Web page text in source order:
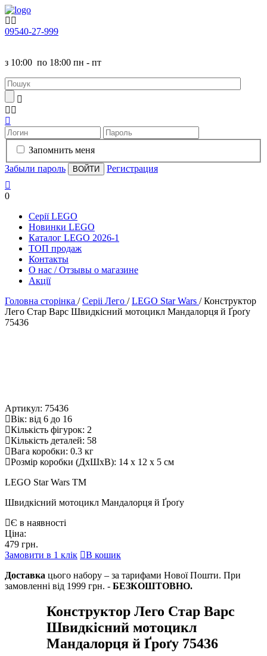
09540-27-999
з 10:00 по 18:00 пн - пт
Запомнить меня
Забыли пароль
Регистрация
0
Серії LEGO
Новинки LEGO
Каталог LEGO 2026-1
TOП продаж
Контакты
О нас / Отзывы о магазине
Акції
Головна сторінка /Серіі Лего /LEGO Star Wars /Конструктор
Лего Стар Варс Швидкісний мотоцикл Мандалорця й Ґроґу
75436
Артикул: 75436
ік: від 6 до 16
Кількість фігурок: 2
Кількість деталей: 58
ага коробки: 0.3 к
Розмір коробки (ДхШхВ): 14 x 12 x 5 см
LEGO Star Wars TM
Швидкісний мотоцикл Мандалорця й Ґроґу
Є в наявності
Ціна:
479 грн.
Замовити в 1 клік
кошик
Доставка цього набору – за тарифами Нової Пошти. При
замовленні від 1999 грн. - БЕЗКОШТОВНО.
Конструктор Лего Стар Варс
Швидкісний мотоцикл
Мандалорця й Ґроґу 75436